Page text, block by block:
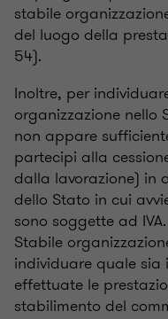
stabile
del luogo della
54).
Inoltre, per
organizzazione nello
non appare
partecipi alla
dalla lavorazione) in
dello Stato in cui
sono soggette ad
Stabile
individuare quale sia
effettuate le
stabilimento del